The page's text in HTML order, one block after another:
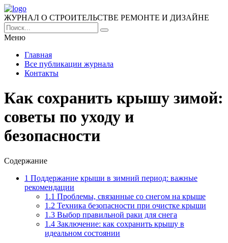
ЖУРНАЛ О СТРОИТЕЛЬСТВЕ РЕМОНТЕ И ДИЗАЙНЕ
Меню
Главная
Все публикации журнала
Контакты
Как сохранить крышу зимой:
советы по уходу и
безопасности
Содержание
1 Поддержание крыши в зимний период: важные
рекомендации
1.1 Проблемы, связанные со снегом на крыше
1.2 Техника безопасности при очистке крыши
1.3 Выбор правильной раки для снега
1.4 Заключение: как сохранить крышу в
идеальном состоянии